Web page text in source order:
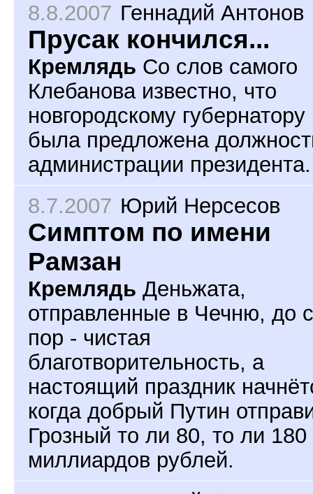
8.8.2007 Геннадий Антонов
Прусак кончился...
Кремлядь Со слов самого
Клебанова известно, что
новгородскому губернатору
была предложена
администрации президента.
8.7.2007 Юрий Нерсесов
Симптом по имени
Рамзан
Кремлядь Деньжата,
отправленные в Чечню, до
пор - чистая
благотворительность, а
настоящий праздник
когда добрый Путин
Грозный то ли 80, то ли 180
миллиардов рублей.